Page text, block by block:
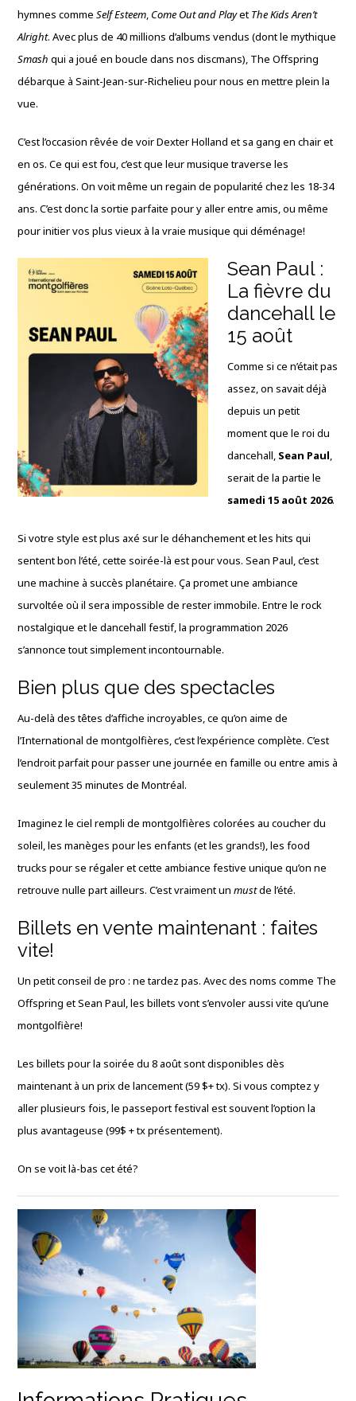
hymnes commeSelf Esteem, Come Out and Playet The Kids Aren’t
Alright. Avec plus de 40 millions d’albums vendus (dont le mythique
Smash qui a joué en boucle dans nos discmans), The Offspring
débarque à Saint-Jean-sur-Richelieu pour nous en mettre plein la
vue.
C’est l’occasion rêvée de voir Dexter Holland et sa gang en chair et
en os. Ce qui est fou, c’est que leur musique traverse les
générations. On voit même un regain de popularité chez les 18-34
ans. C’est donc la sortie parfaite pour y aller entre amis, ou même
pour initier vos plus vieux à la vraie musique qui déménage!
Sean Paul :
La fièvre du
dancehall le
15 août
Comme si ce n’était pas
assez, on savait déjà
depuis un petit
moment que le roi du
dancehall, Sean Paul,
serait de la partie le
samedi 15 août 2026.
Si votre style est plus axé sur le déhanchement et les hits qui
sentent bon l’été, cette soirée-là est pour vous. Sean Paul, c’est
une machine à succès planétaire. Ça promet une ambiance
survoltée où il sera impossible de rester immobile. Entre le rock
nostalgique et le dancehall festif, la programmation 2026
s’annonce tout simplement incontournable.
Bien plus que des spectacles
Au-delà des têtes d’affiche incroyables, ce qu’on aime de
l’International de montgolfières, c’est l’expérience complète. C’est
l’endroit parfait pour passer une journée en famille ou entre amis à
seulement 35 minutes de Montréal.
Imaginez le ciel rempli de montgolfières colorées au coucher du
soleil, les manèges pour les enfants (et les grands!), les food
trucks pour se régaler et cette ambiance festive unique qu’on ne
retrouve nulle part ailleurs. C’est vraiment unmustde l’été.
Billets en vente maintenant : faites
vite!
Un petit conseil de pro : ne tardez pas. Avec des noms comme The
Offspring et Sean Paul, les billets vont s’envoler aussi vite qu’une
montgolfière!
Les billets pour la soirée du 8 août sont disponibles dès
maintenant à un prix de lancement (59$+ tx). Si vous comptez y
aller plusieurs fois, le passeport festival est souvent l’option la
plus avantageuse (99$ + tx présentement).
On se voit là-bas cet été?